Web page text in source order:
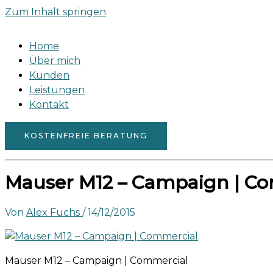
Zum Inhalt springen
Home
Über mich
Kunden
Leistungen
Kontakt
KOSTENFREIE BERATUNG
Mauser M12 – Campaign |
Von Alex Fuchs /14/12/2015
Mauser M12 – Campaign | Commercial